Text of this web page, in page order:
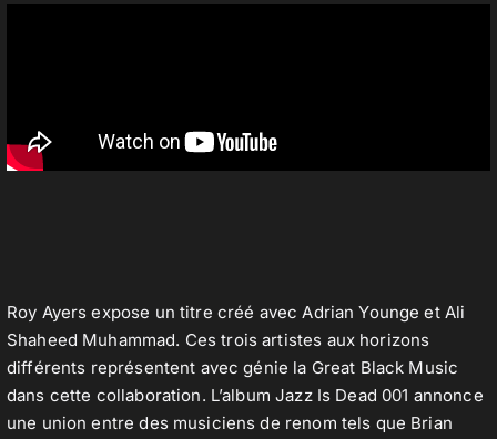
Roy Ayers expose un titre créé avec Adrian Younge et Ali
Shaheed Muhammad. Ces trois artistes aux horizons
différents représentent avec génie la Great Black Music
dans cette collaboration. L’album Jazz Is Dead 001 annonce
une union entre des musiciens de renom tels que Brian